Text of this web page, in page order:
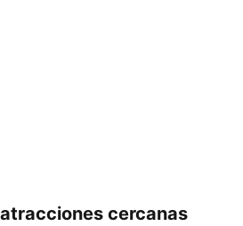
cercanas